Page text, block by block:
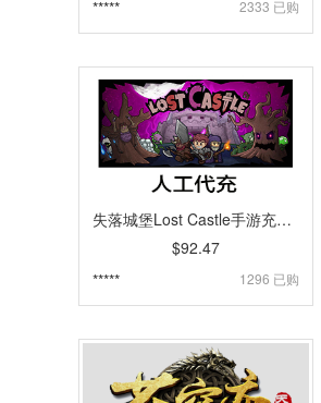
*****
2333 已购
失落城堡Lost Castle手游充值 6480魂晶代充 人工代充 [人工发货]
$92.47
*****
1296 已购